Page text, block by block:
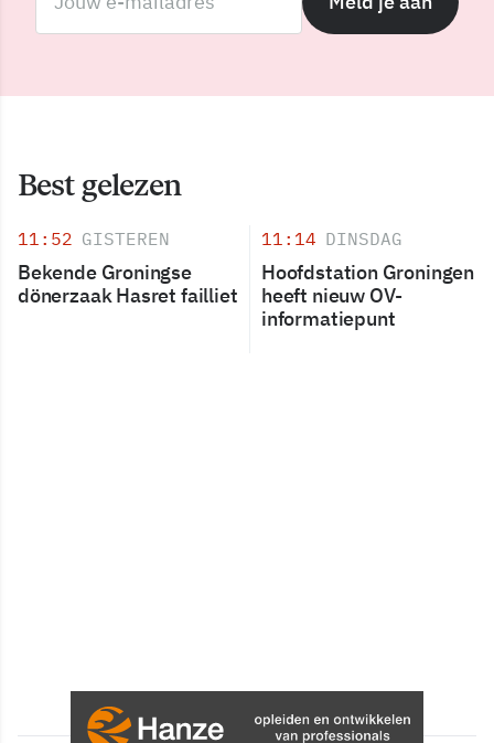
Best gelezen
11:52 GISTEREN
Bekende Groningse
dönerzaak Hasret failliet
11:14 DINSDAG
Hoofdstation Groningen
heeft nieuw OV-
informatiepunt